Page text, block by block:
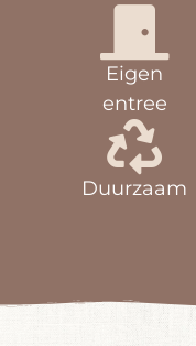
Eigen
entree
Duurzaam